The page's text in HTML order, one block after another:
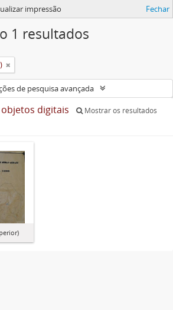
impressão Fechar
1 resultados
de pesquisa avançada
digitais
Mostrar os resultados